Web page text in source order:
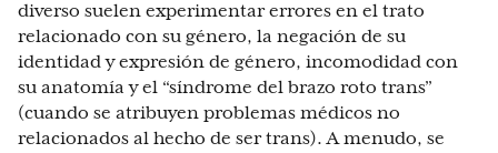
diverso suelen experimentar errores en el trato
relacionado con su género, la negación de su
identidad y expresión de género, incomodidad con
su anatomía y el “síndrome del brazo roto trans”
(cuando se atribuyen problemas médicos no
relacionados al hecho de ser trans). A menudo, se